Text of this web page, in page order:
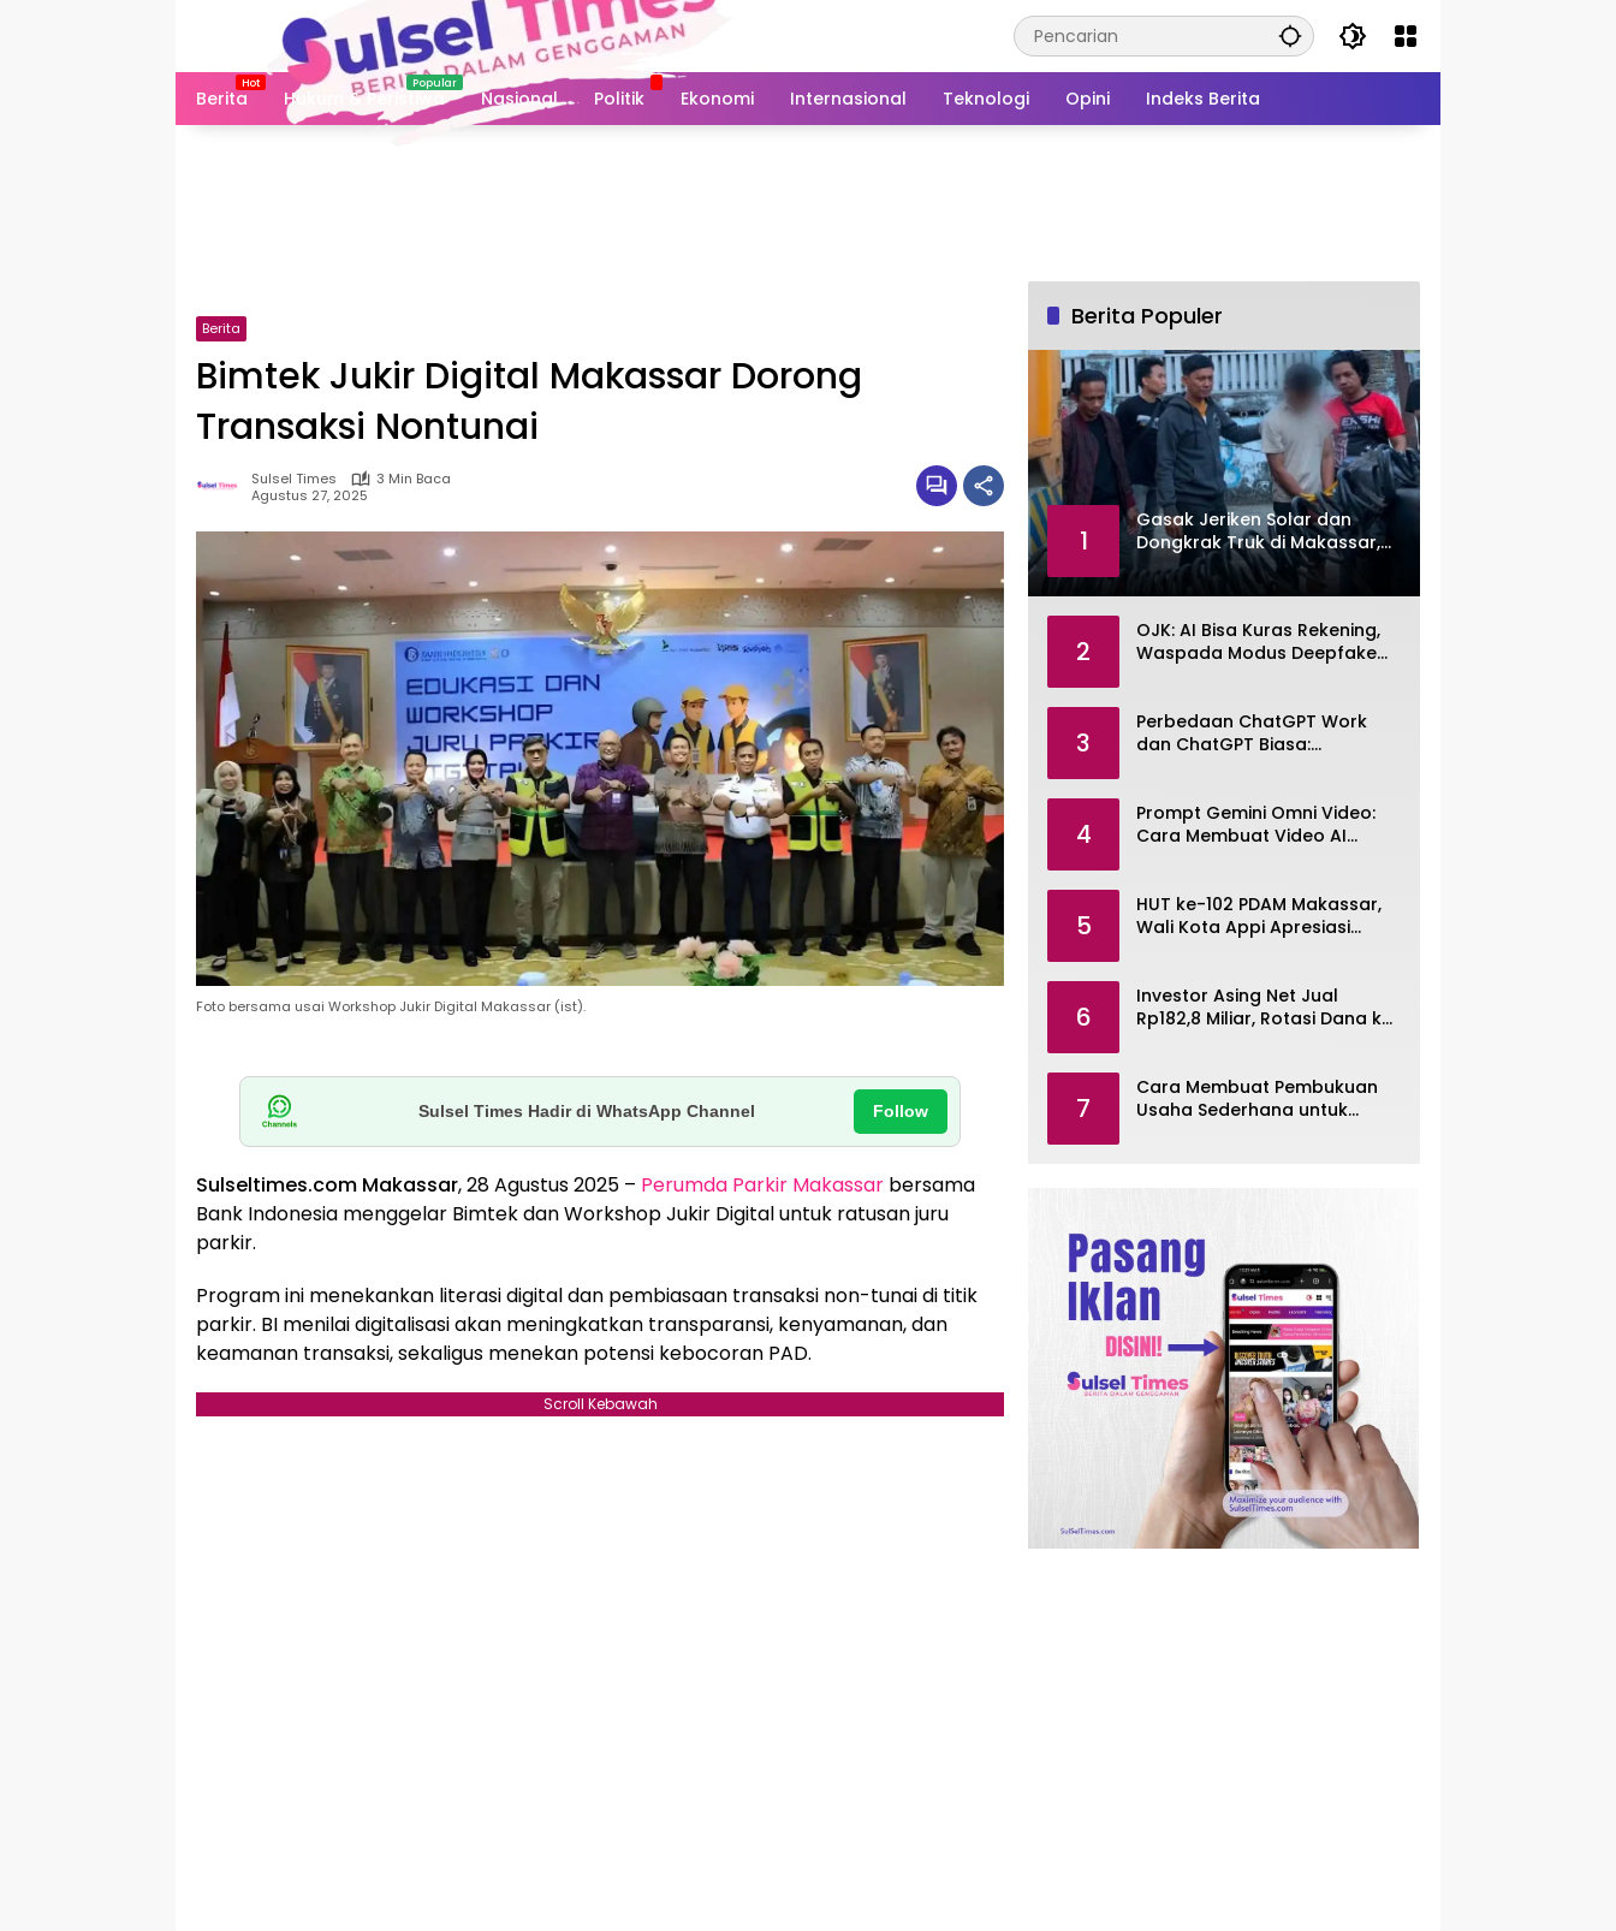
Berita
Hukum & Peristiwa Nasional Politik Ekonomi Internasional Teknologi Opini Indeks Berita
Berita
Bimtek Jukir Digital Makassar Dorong
Transaksi Nontunai
Sulsel Times
3 Min Baca
Agustus 27, 2025
Foto bersama usai Workshop Jukir Digital Makassar (ist).
Sulsel Times Hadir di WhatsApp Channel Follow
Sulseltimes.com Makassar, 28 Agustus 2025 – Perumda Parkir Makassar bersama
Bank Indonesia menggelar Bimtek dan Workshop Jukir Digital untuk ratusan juru
parkir.
Program ini menekankan literasi digital dan pembiasaan transaksi non-tunai di titik
parkir. BI menilai digitalisasi akan meningkatkan transparansi, kenyamanan, dan
keamanan transaksi, sekaligus menekan potensi kebocoran PAD.
Scroll Kebawah
Berita Populer
1
Gasak Jeriken Solar dan
Dongkrak Truk di Makassar,
Pemuda Dibekuk Polisi
2
OJK: AI Bisa Kuras Rekening,
Waspada Modus Deepfake
3
Perbedaan ChatGPT Work
dan ChatGPT Biasa:
4
Prompt Gemini Omni Video:
Cara Membuat Video AI
5
HUT ke-102 PDAM Makassar,
Wali Kota Appi Apresiasi
6
Investor Asing Net Jual
Rp182,8 Miliar, Rotasi Dana ke
7
Cara Membuat Pembukuan
Usaha Sederhana untuk